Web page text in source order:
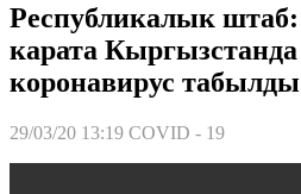
Республикалык штаб:
карата Кыргызстанда
коронавирус
29/03/20 13:19 COVID - 19